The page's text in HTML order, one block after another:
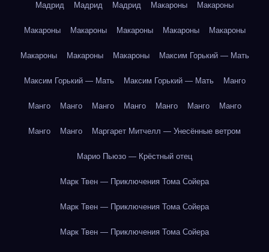
Мадрид Мадрид Мадрид Макароны Макароны
Макароны Макароны Макароны Макароны Макароны
Макароны Макароны Макароны Максим Горький — Мать
Максим Горький — Мать Максим Горький — Мать Манго
Манго Манго Манго Манго Манго Манго Манго
Манго Манго Маргарет Митчелл — Унесённые ветром
Марио Пьюзо — Крёстный отец
Марк Твен — Приключения Тома Сойера
Марк Твен — Приключения Тома Сойера
Марк Твен — Приключения Тома Сойера